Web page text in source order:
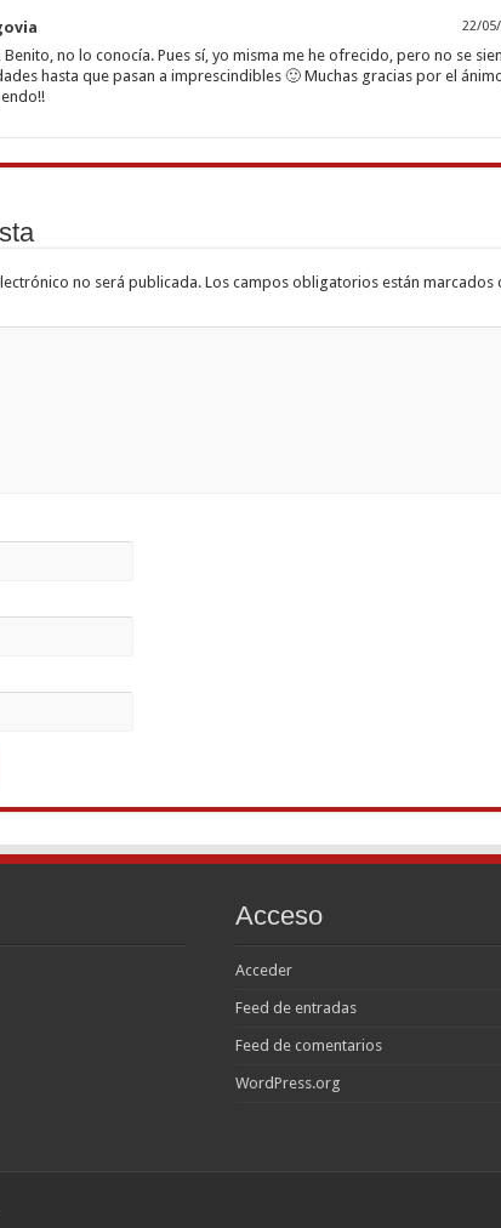
22/
Benito, no lo conocía. Pues sí, yo misma me he ofrecido, pero no se
hasta que pasan a imprescindibles 🙂 Muchas gracias por el
no será publicada. Los campos obligatorios están marcados
Acceso
Acceder
Feed de entradas
Feed de comentarios
WordPress.org